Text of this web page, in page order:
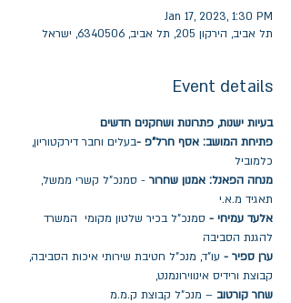
Jan 17, 2023, 1:30 PM
תל אביב, הירקון 205, תל אביב, 6340506, ישראל
Event details
בעיות ישנות, פתרונות ושחקנים חדשים
פתיחת המושב: אסף חרל"פ -בעלים וחבר דירקטוריון,
כלמוביל
מנחה הפאנל: אמנון שחרור - סמנכ"ל קשרי ממשל,
תאגיד מ.א.י
אלעד עמיחי - סמנכ"ל בכיר שלטון מקומי  המשרד
להגנת הסביבה
ערן ספיר - עו"ד, מנכ"ל חטיבת שירותי איכות הסביבה,
קבוצת ורידיס אינווירונמנט,
שחר קורטוב – מנכ"ל קבוצת ק.מ.מ